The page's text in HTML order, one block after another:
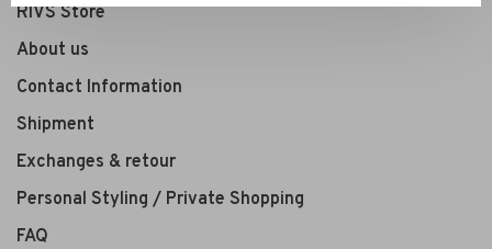
RIVS Store
About us
Contact Information
Shipment
Exchanges & retour
Personal Styling / Private Shopping
FAQ